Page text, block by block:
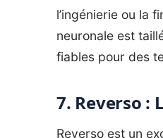
l’ingénierie ou la
neuronale est
fiables pour des
7. Reverso :
Reverso est un